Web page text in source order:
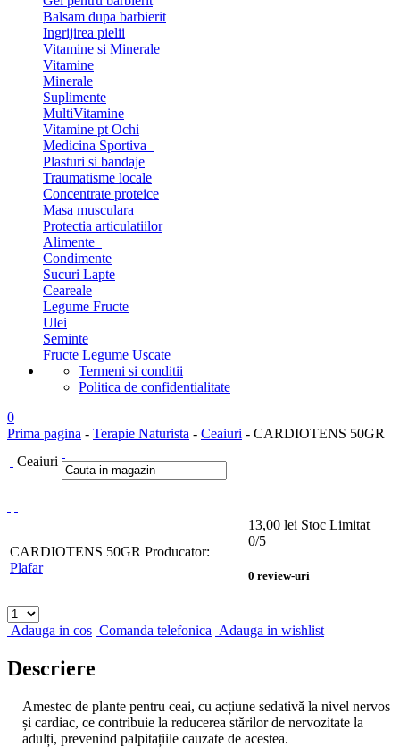
Balsam dupa barbierit
Ingrijirea pielii
Vitamine si Minerale
Vitamine
Minerale
Suplimente
MultiVitamine
Vitamine pt Ochi
Medicina Sportiva
Plasturi si bandaje
Traumatisme locale
Concentrate proteice
Masa musculara
Protectia articulatiilor
Alimente
Condimente
Sucuri Lapte
Ceareale
Legume Fructe
Ulei
Seminte
Fructe Legume Uscate
Termeni si conditii
Politica de confidentialitate
0
Prima pagina - Terapie Naturista - Ceaiuri - CARDIOTENS 50GR
Ceaiuri
CARDIOTENS 50GR Producator:
Plafar
13,00 lei Stoc Limitat
0/5
0 review-uri
Adauga in cos Comanda telefonica Adauga in wishlist
Descriere
Amestec de plante pentru ceai, cu acțiune sedativă la nivel nervos
și cardiac, ce contribuie la reducerea stărilor de nervozitate la
adulți, prevenind palpitațiile cauzate de acestea.